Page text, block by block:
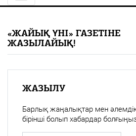
PDF
«Жайық үні» — 33 жыл
Каталог
«ЖАЙЫҚ ҮНІ» ГАЗЕТІНЕ
ЖАЗЫЛАЙЫҚ!
ЖАЗЫЛУ
Барлық жаңалықтар мен
бірінші болып хабардар